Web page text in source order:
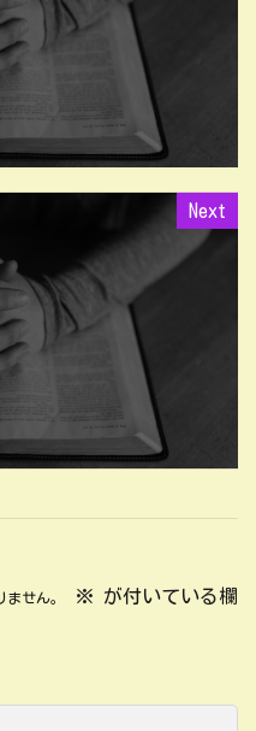
Next
せん。 ※ が付いている欄